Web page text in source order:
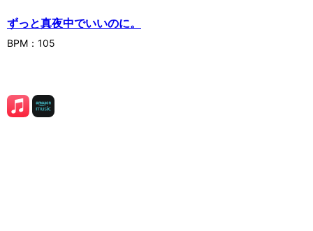
ずっと真夜中でいいのに。
BPM： 105